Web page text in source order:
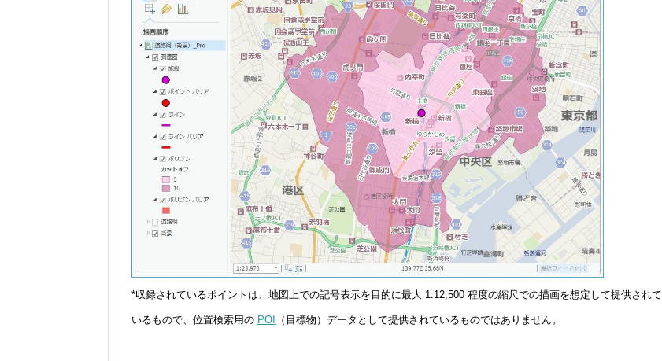
*収録されているポイントは、地図上での記号表示を目的に最大 1:12,500 程度の縮尺での描画を想定して提供されて
いるもので、位置検索用の POI （目標物）データとして提供されているものではありません。